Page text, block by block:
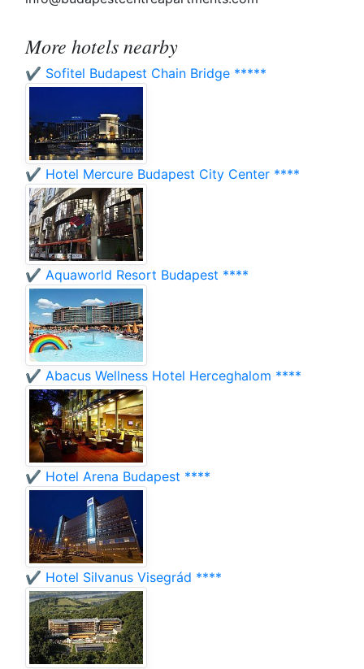
More hotels nearby
✔️ Sofitel Budapest Chain Bridge *****
✔️ Hotel Mercure Budapest City Center ****
✔️ Aquaworld Resort Budapest ****
✔️ Abacus Wellness Hotel Herceghalom ****
✔️ Hotel Arena Budapest ****
✔️ Hotel Silvanus Visegrád ****